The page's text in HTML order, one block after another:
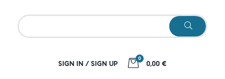
SIGN IN / SIGN UP
0
0,00 €